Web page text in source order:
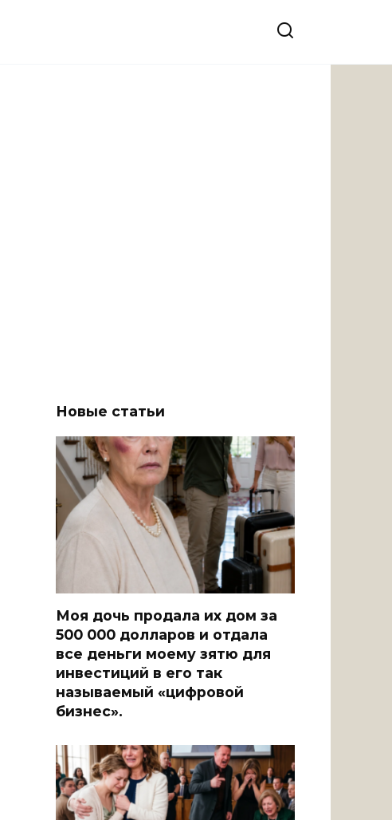
Новые статьи
Моя дочь продала их дом за
500 000 долларов и отдала
все деньги моему зятю для
инвестиций в его так
называемый «цифровой
бизнес».